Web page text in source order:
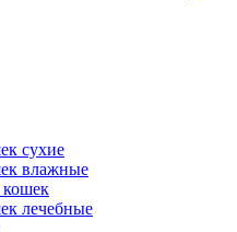
сухие
влажные
кошек
лечебные